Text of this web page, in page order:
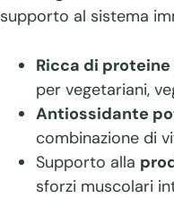
supporto al sistema
Ricca di proteine
per vegetariani,
Antiossidante
combinazione di
Supporto alla
sforzi muscolari